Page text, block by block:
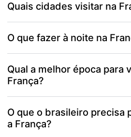
Quais cidades visitar na
O que fazer à noite na
Qual a melhor época para
França?
O que o brasileiro precisa
a França?